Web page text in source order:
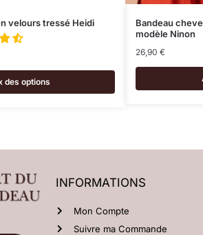
velours tressé Heidi
des options
Bandeau
modèle Ninon
26,90 €
INFORMATIONS
Mon Compte
Suivre ma Commande